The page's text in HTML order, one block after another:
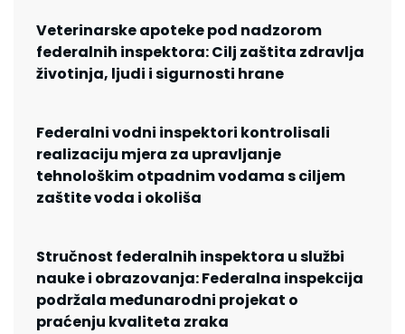
Veterinarske apoteke pod nadzorom
federalnih inspektora: Cilj zaštita zdravlja
životinja, ljudi i sigurnosti hrane
Federalni vodni inspektori kontrolisali
realizaciju mjera za upravljanje
tehnološkim otpadnim vodama s ciljem
zaštite voda i okoliša
Stručnost federalnih inspektora u službi
nauke i obrazovanja: Federalna inspekcija
podržala međunarodni projekat o
praćenju kvaliteta zraka